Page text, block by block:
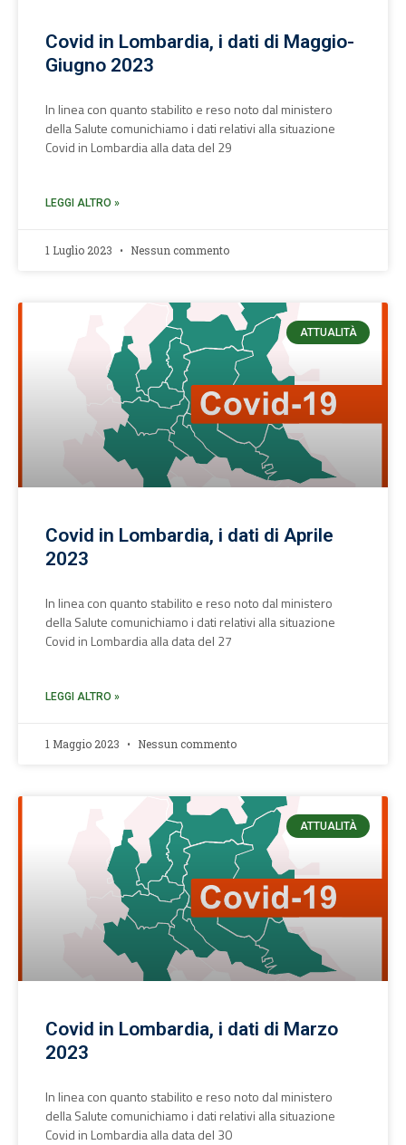
Covid in Lombardia, i dati di Maggio-
Giugno 2023
In linea con quanto stabilito e reso noto dal ministero
della Salute comunichiamo i dati relativi alla situazione
Covid in Lombardia alla data del 29
LEGGI ALTRO »
1 Luglio 2023 Nessun commento
ATTUALITÀ
Covid in Lombardia, i dati di Aprile
2023
In linea con quanto stabilito e reso noto dal ministero
della Salute comunichiamo i dati relativi alla situazione
Covid in Lombardia alla data del 27
LEGGI ALTRO »
1 Maggio 2023 Nessun commento
ATTUALITÀ
Covid in Lombardia, i dati di Marzo
2023
In linea con quanto stabilito e reso noto dal ministero
della Salute comunichiamo i dati relativi alla situazione
Covid in Lombardia alla data del 30